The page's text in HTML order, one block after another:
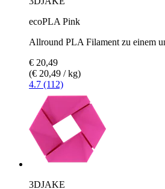
ecoPLA Pink
Allround PLA Filament zu einem
€ 20,49
(€ 20,49 / kg)
4.7 (112)
3DJAKE